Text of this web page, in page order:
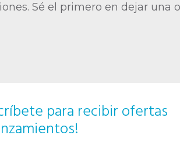
Sé el primero en dejar una
para recibir ofertas